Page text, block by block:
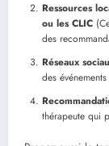
Ressources
ou les CLIC
des
Réseaux
des
thérapeute qui